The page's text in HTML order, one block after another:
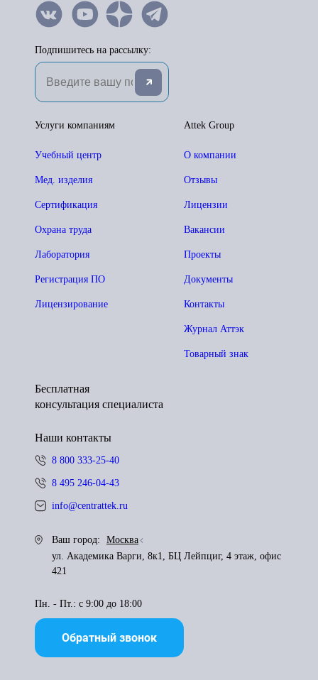
Подпишитесь на рассылку:
Attek Group
О компании
Отзывы
Лицензии
Вакансии
Проекты
Документы
Контакты
Журнал Аттэк
Товарный знак
Услуги компаниям
Учебный центр
Мед. изделия
Сертификация
Охрана труда
Лаборатория
Регистрация ПО
Лицензирование
Бесплатная
консультация специалиста
Наши контакты
8 800 333-25-40
8 495 246-04-43
info@centrattek.ru
Ваш город:
Москва
ул. Академика Варги, 8к1, БЦ Лейпциг, 4 этаж, офис
421
Пн. - Пт.: с 9:00 до 18:00
Обратный звонок